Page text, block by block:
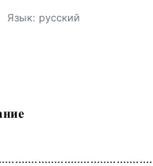
Язык: русский